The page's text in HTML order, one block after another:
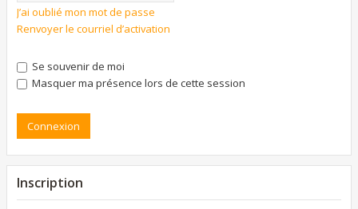
J’ai oublié mon mot de passe
Renvoyer le courriel d’activation
Se souvenir de moi
Masquer ma présence lors de cette session
Inscription